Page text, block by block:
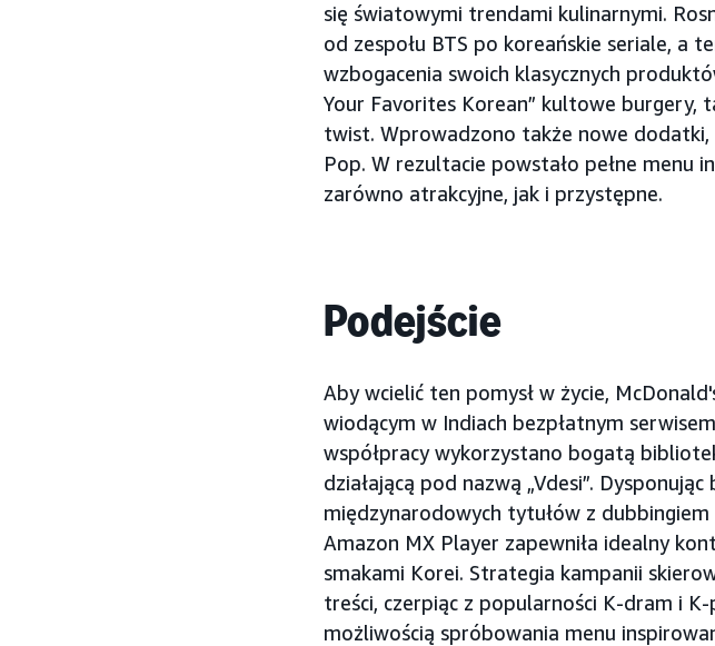
się światowymi trendami kulinarnymi.
od zespołu BTS po koreańskie seriale, a
wzbogacenia swoich klasycznych
Your Favorites Korean” kultowe burgery,
twist. Wprowadzono także nowe dodatki,
Pop. W rezultacie powstało pełne menu
zarówno atrakcyjne, jak i przystępne.
Podejście
Aby wcielić ten pomysł w życie,
wiodącym w Indiach bezpłatnym
współpracy wykorzystano bogatą
działającą pod nazwą „Vdesi”.
międzynarodowych tytułów z dubbingiem
Amazon MX Player zapewniła idealny
smakami Korei. Strategia kampanii
treści, czerpiąc z popularności K-dram i
możliwością spróbowania menu